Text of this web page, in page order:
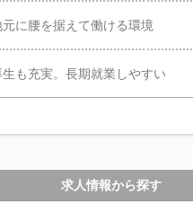
に腰を据えて働ける環境
も充実。長期就業しやすい
求人情報から探す